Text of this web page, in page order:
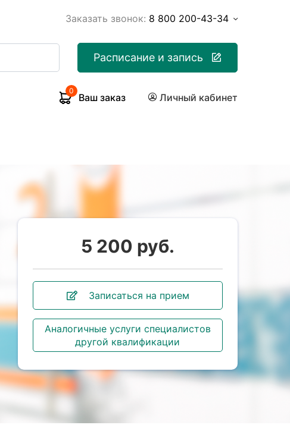
Заказать звонок: 8 800 200-43-34
Расписание и запись
0
Ваш заказ Личный кабинет
5 200 руб.
Записаться на прием
Аналогичные услуги специалистов
другой квалификации